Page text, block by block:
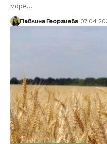
море…
Павлина Георгиева